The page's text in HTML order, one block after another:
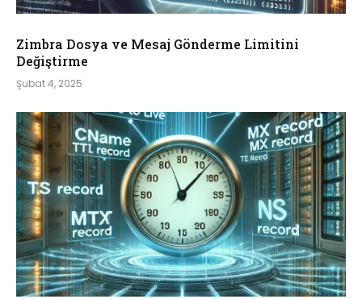
Zimbra Dosya ve Mesaj Gönderme Limitini
Değiştirme
Şubat 4, 2025